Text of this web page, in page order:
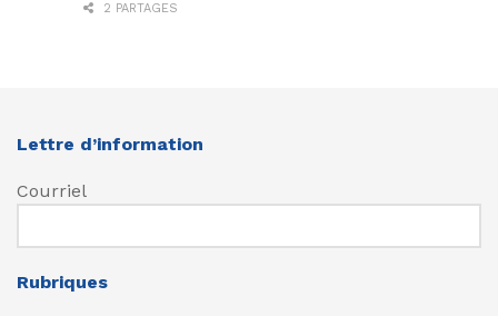
2 PARTAGES
Lettre d’information
Courriel
Rubriques